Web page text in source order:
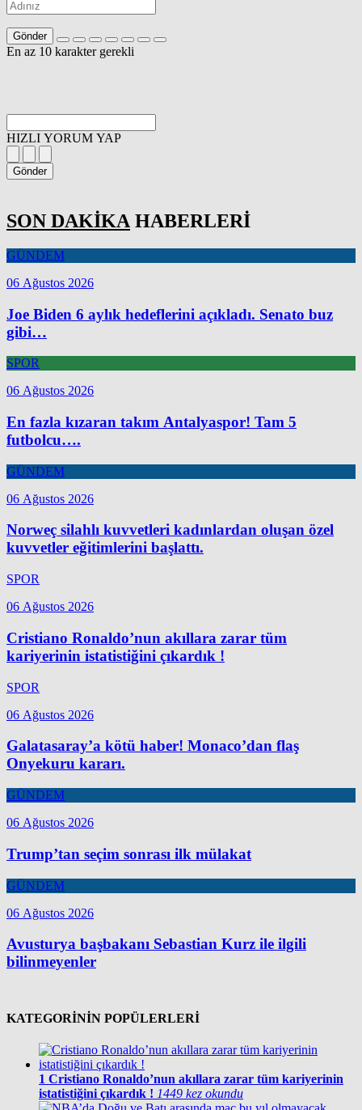
Gönder
En az 10 karakter gerekli
HIZLI YORUM YAP
Gönder
SON DAKİKA HABERLERİ
GÜNDEM
06 Ağustos 2026
Joe Biden 6 aylık hedeflerini açıkladı. Senato buz
gibi…
SPOR
06 Ağustos 2026
En fazla kızaran takım Antalyaspor! Tam 5
futbolcu….
GÜNDEM
06 Ağustos 2026
Norweç silahlı kuvvetleri kadınlardan oluşan özel
kuvvetler eğitimlerini başlattı.
SPOR
06 Ağustos 2026
Cristiano Ronaldo’nun akıllara zarar tüm
kariyerinin istatistiğini çıkardık !
SPOR
06 Ağustos 2026
Galatasaray’a kötü haber! Monaco’dan flaş
Onyekuru kararı.
GÜNDEM
06 Ağustos 2026
Trump’tan seçim sonrası ilk mülakat
GÜNDEM
06 Ağustos 2026
Avusturya başbakanı Sebastian Kurz ile ilgili
bilinmeyenler
KATEGORİNİN POPÜLERLERİ
1 Cristiano Ronaldo’nun akıllara zarar tüm kariyerinin
istatistiğini çıkardık ! 1449 kez okundu